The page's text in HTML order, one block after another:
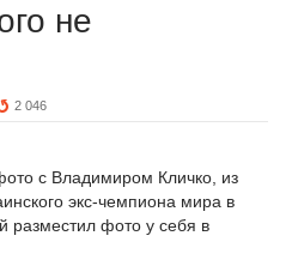
не
2 046
с Владимиром Кличко, из
экс-чемпиона мира в
разместил фото у себя в